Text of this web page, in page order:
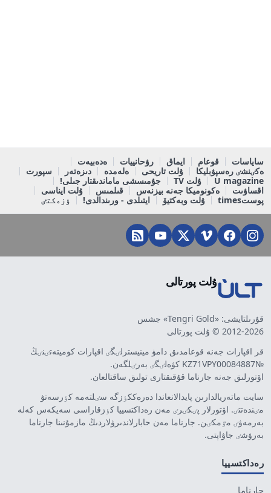
ساياسات قوعام ايماق رۋحانييات
ەدەبيەت
ەكٸنشٸ رەسپۋبليكا
ۇلت تاريحى ەلەمدە دىزەتەر
سپورت
U magazine
ۇلت TV
جۇمىسشى ماماندىقتار جىلى!
اقساۋىت
ەكونوميكا جەنە بيزنەس قىلمىس
ۇلت ايناسى
پوستtimes
ۇلت وبەكتيۆ ايتىلدى - ورىندالدى! ٶزەكتٸ
ۇلت پورتالى
قۇرىلتايشى: «Tengri Gold» جشس
2012-2026 © ۇلت پورتالى
قر اقپارات جەنە قوعامدىق دامۋ مينيسترلٸگٸ اقپارات كوميتەتٸنٸڭ
№KZ71VPY00084887 كۋەلٸگٸ بەرٸلگەن.
اۆتورلىق جەنە جارناما قۇقىقتارى تولىق ساقتالعان.
سايت ماتەريالدارىن پايدالانعاندا دەرەككٶزگە سٸلتەمە كٶرسەتۋ
مٸندەتتٸ. اۆتورلار پٸكٸرٸ مەن رەداكتسييا كٶزقاراسى سەيكەس كەلە
بەرمەۋٸ مٷمكٸن. جارناما مەن حابارلاندىرۋلاردىڭ مازمۇنىنا جارناما
بەرۋشٸ جاۋاپتى.
رەداكتسييا
جارناما